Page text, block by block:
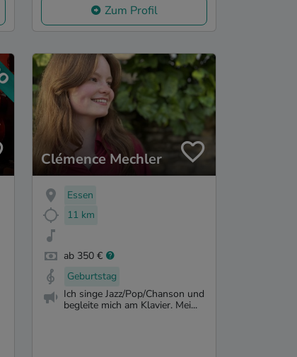
Zum Profil
Clémence Mechler
Essen
11 km
ab 350 €
Geburtstag
Ich singe Jazz/Pop/Chanson und
begleite mich am Klavier. Mei...